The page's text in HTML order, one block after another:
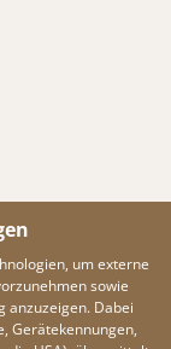
um externe
sowie
anzuzeigen. Dabei
Gerätekennungen,